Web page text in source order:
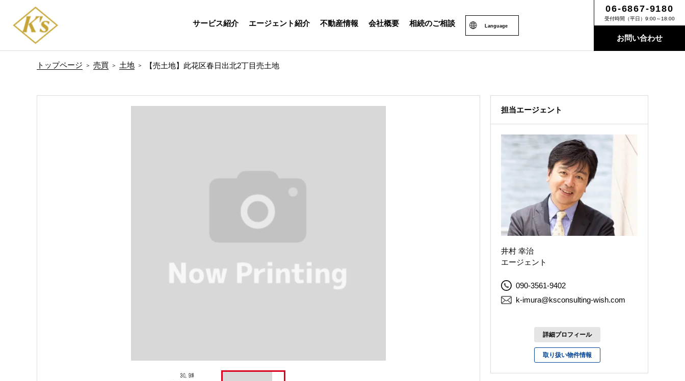
サービス紹介 エージェント紹介 不動産情報 会社概要 相続のご相談 Language
06-6867-9180
受付時間（平日）9:00～18:00
お問い合わせ
トップページ 売買 土地 【売土地】此花区春日出北2丁目売土地
担当エージェント
井村 幸治
エージェント
090-3561-9402
k-imura@ksconsulting-wish.com
詳細プロフィール
取り扱い物件情報